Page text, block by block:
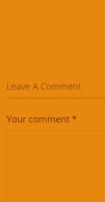
Leave A Comment
Your comment *